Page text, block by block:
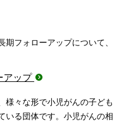
フォローアップについて、
アップ
様々な形で小児がんの子ども
いる団体です。小児がんの相